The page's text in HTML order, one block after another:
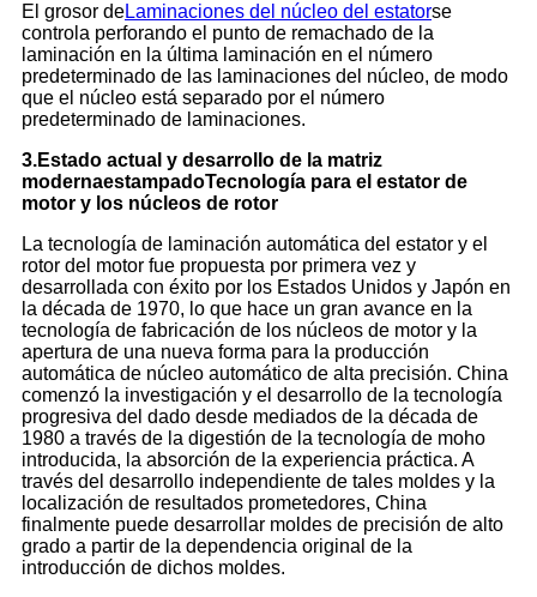
El grosor deLaminaciones del núcleo del estatorse
controla perforando el punto de remachado de la
laminación en la última laminación en el número
predeterminado de las laminaciones del núcleo, de modo
que el núcleo está separado por el número
predeterminado de laminaciones.
3.Estado actual y desarrollo de la matriz
modernaestampadoTecnología para el estator de
motor y los núcleos de rotor
La tecnología de laminación automática del estator y el
rotor del motor fue propuesta por primera vez y
desarrollada con éxito por los Estados Unidos y Japón en
la década de 1970, lo que hace un gran avance en la
tecnología de fabricación de los núcleos de motor y la
apertura de una nueva forma para la producción
automática de núcleo automático de alta precisión. China
comenzó la investigación y el desarrollo de la tecnología
progresiva del dado desde mediados de la década de
1980 a través de la digestión de la tecnología de moho
introducida, la absorción de la experiencia práctica. A
través del desarrollo independiente de tales moldes y la
localización de resultados prometedores, China
finalmente puede desarrollar moldes de precisión de alto
grado a partir de la dependencia original de la
introducción de dichos moldes.